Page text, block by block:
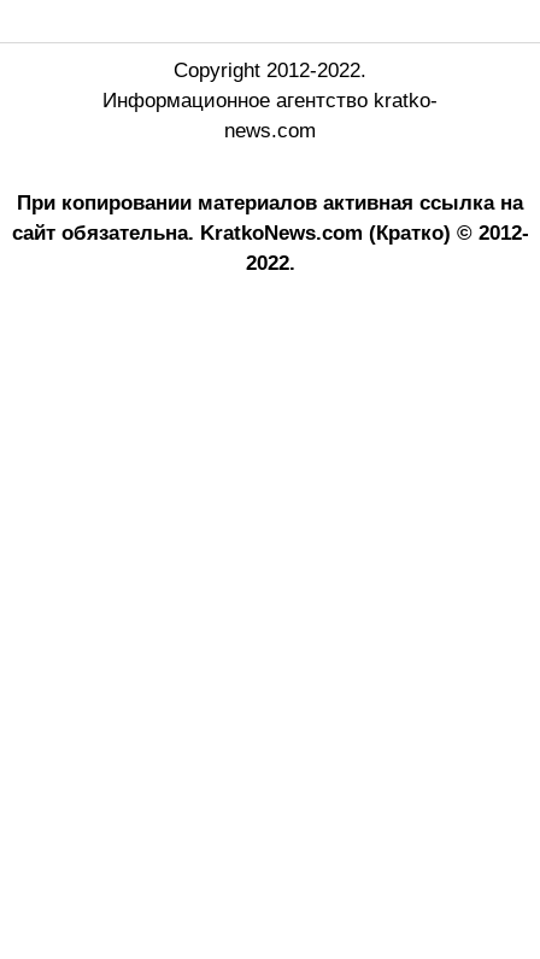
Copyright 2012-2022.
Информационное агентство kratko-
news.com
При копировании материалов активная ссылка на
сайт обязательна. KratkoNews.com (Кратко) © 2012-
2022.